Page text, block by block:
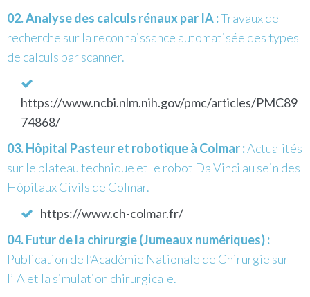
Analyse des calculs rénaux par IA :Travaux de
recherche sur la reconnaissance automatisée des types
de calculs par scanner.
https://www.ncbi.nlm.nih.gov/pmc/articles/PMC89
74868/
Hôpital Pasteur et robotique à Colmar :Actualités
sur le plateau technique et le robot Da Vinci au sein des
Hôpitaux Civils de Colmar.
https://www.ch-colmar.fr/
Futur de la chirurgie (Jumeaux numériques) :
Publication de l’Académie Nationale de Chirurgie sur
l’IA et la simulation chirurgicale.